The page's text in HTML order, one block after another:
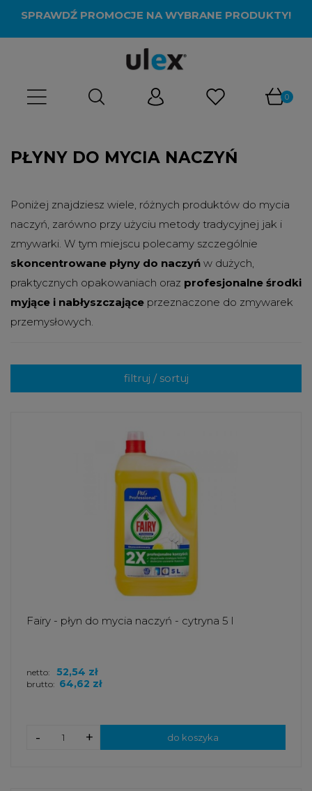
SPRAWDŹ PROMOCJE NA WYBRANE PRODUKTY!
PŁYNY DO MYCIA NACZYŃ
Poniżej znajdziesz wiele, różnych produktów do mycia
naczyń, zarówno przy użyciu metody tradycyjnej jak i
zmywarki. W tym miejscu polecamy szczególnie
skoncentrowane płyny do naczyń w dużych,
praktycznych opakowaniach oraz profesjonalne środki
myjące i nabłyszczające przeznaczone do zmywarek
przemysłowych.
filtruj / sortuj
Fairy - płyn do mycia naczyń - cytryna 5 l
brutto: 64,62 zł
netto: 52,54 zł
+
- do koszyka